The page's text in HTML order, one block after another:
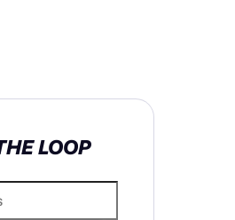
LOOP